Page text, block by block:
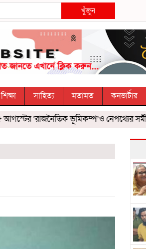
খুঁজুন
শিক্ষা সাহিত্য মতামত কনভার্টার
‘রাজনৈতিক ভূমিকম্প’ও নেপথ্যের সমীকরণ!